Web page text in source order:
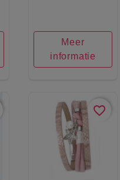
Meer
informatie
favorite_border